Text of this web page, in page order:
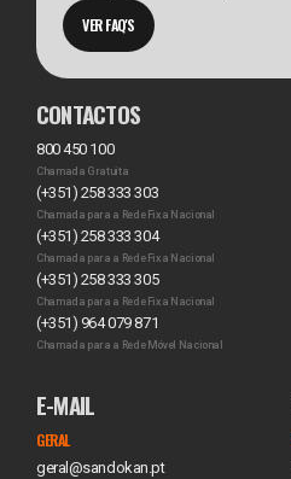
VER FAQ'S
CONTACTOS
800 450 100
Chamada Gratuita
(+351) 258 333 303
Chamada para a Rede Fixa Nacional
(+351) 258 333 304
Chamada para a Rede Fixa Nacional
(+351) 258 333 305
Chamada para a Rede Fixa Nacional
(+351) 964 079 871
Chamada para a Rede Móvel Nacional
E-MAIL
GERAL
geral@sandokan.pt